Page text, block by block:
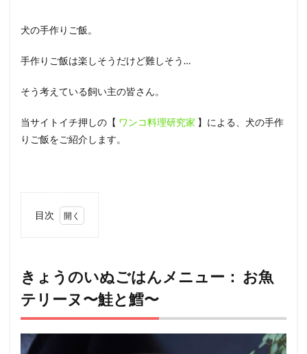
犬の手作りご飯。
手作りご飯は楽しそうだけど難しそう…
そう考えている飼い主の皆さん。
当サイトイチ押しの【 ワンコ料理研究家 】による、犬の手作
りご飯をご紹介します。
目次
いぬ
ごは
んメ
ニュ
ー：
お魚
テリ
きょうのいぬごはんメニュー： お魚
テリーヌ〜鮭と鱈〜